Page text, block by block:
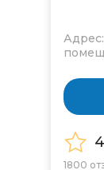
1800